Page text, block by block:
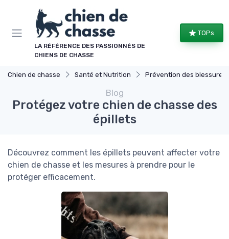
LA RÉFÉRENCE DES PASSIONNÉS DE
CHIENS DE CHASSE
TOPs
Chien de chasse Santé et Nutrition Prévention des blessures
Blog
Protégez votre chien de chasse des
épillets
Découvrez comment les épillets peuvent affecter votre
chien de chasse et les mesures à prendre pour le
protéger efficacement.
Panneau de gestion des cookies